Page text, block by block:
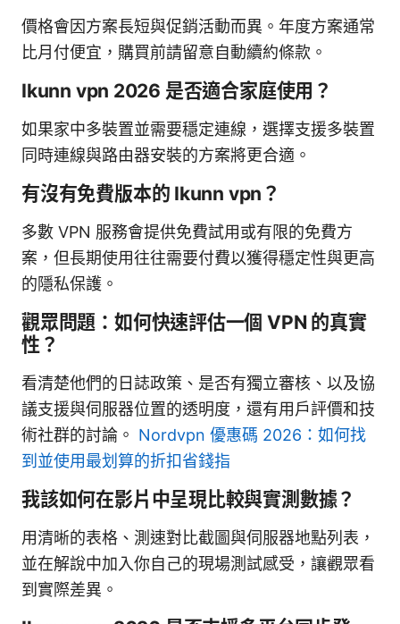
價格會因方案長短與促銷活動而異。年度方案通常
比月付便宜，購買前請留意自動續約條款。
Ikunn vpn 2026 是否適合家庭使用？
如果家中多裝置並需要穩定連線，選擇支援多裝置
同時連線與路由器安裝的方案將更合適。
有沒有免費版本的 Ikunn vpn？
多數 VPN 服務會提供免費試用或有限的免費方
案，但長期使用往往需要付費以獲得穩定性與更高
的隱私保護。
觀眾問題：如何快速評估一個 VPN 的真實
性？
看清楚他們的日誌政策、是否有獨立審核、以及協
議支援與伺服器位置的透明度，還有用戶評價和技
術社群的討論。 Nordvpn 優惠碼 2026：如何找
到並使用最划算的折扣省錢指
我該如何在影片中呈現比較與實測數據？
用清晰的表格、測速對比截圖與伺服器地點列表，
並在解說中加入你自己的現場測試感受，讓觀眾看
到實際差異。